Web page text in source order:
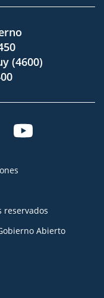
(4600)
reservados
Abierto